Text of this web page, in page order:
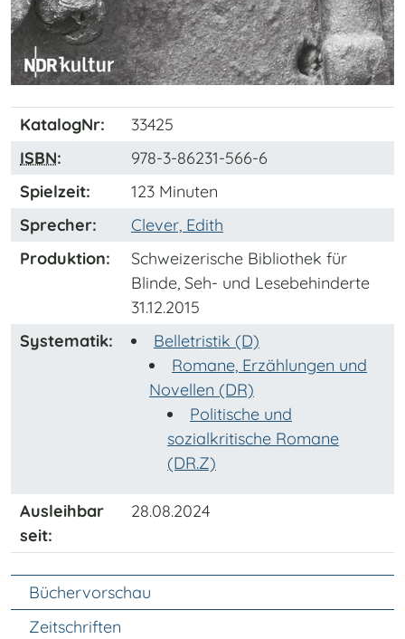
KatalogNr:
33425
ISBN:
978-3-86231-566-6
Spielzeit:
123 Minuten
Sprecher:
Clever, Edith
Produktion:
Schweizerische Bibliothek für
Blinde, Seh- und Lesebehinderte
31.12.2015
Systematik:
Belletristik (D)
Romane, Erzählungen und
Novellen (DR)
Politische und
sozialkritische Romane
(DR.Z)
Ausleihbar
seit:
28.08.2024
Unter Navigation
Büchervorschau
Zeitschriften